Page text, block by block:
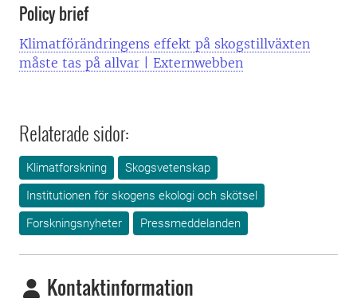
Policy brief
Klimatförändringens effekt på skogstillväxten
måste tas på allvar | Externwebben
Relaterade sidor:
Klimatforskning
Skogsvetenskap
Institutionen för skogens ekologi och skötsel
Forskningsnyheter
Pressmeddelanden
Kontaktinformation